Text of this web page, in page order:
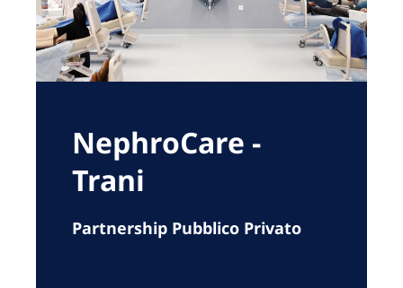
Romania
Russia
Serbia
Slovenia
Sweden
NephroCare -
Trani
Partnership Pubblico Privato